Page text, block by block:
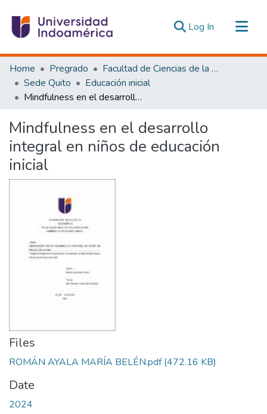
Log In (current)
Communities & Collections
All of DSpace
Statistics
Home Pregrado
Facultad de Ciencias de la Educación, De la Educación y Desarrollo Social
Sede Quito
Educación inicial
Mindfulness en el desarrollo integral en niños de educación inicial
Mindfulness en el desarrollo
integral en niños de educación
inicial
Files
ROMÁN AYALA MARÍA BELÉN.pdf(472.16 KB)
Date
2024